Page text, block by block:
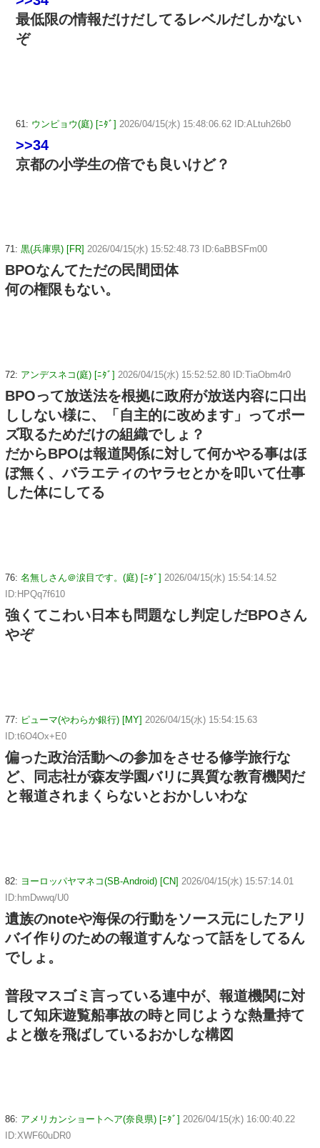
最低限の情報だけだしてるレベルだしかない
ぞ
61: ウンピョウ(庭) [ﾆﾀﾞ] 2026/04/15(水) 15:48:06.62 ID:ALtuh26b0
>>34
京都の小学生の倍でも良いけど？
71: 黒(兵庫県) [FR] 2026/04/15(水) 15:52:48.73 ID:6aBBSFm00
BPOなんてただの民間団体
何の権限もない。
72: アンデスネコ(庭) [ﾆﾀﾞ] 2026/04/15(水) 15:52:52.80 ID:TiaObm4r0
BPOって放送法を根拠に政府が放送内容に口出
ししない様に、「自主的に改めます」ってポー
ズ取るためだけの組織でしょ？
だからBPOは報道関係に対して何かやる事はほ
ぼ無く、バラエティのヤラセとかを叩いて仕事
した体にしてる
76: 名無しさん＠涙目です。(庭) [ﾆﾀﾞ] 2026/04/15(水) 15:54:14.52
ID:HPQq7f610
強くてこわい日本も問題なし判定しだBPOさん
やぞ
77: ピューマ(やわらか銀行) [MY] 2026/04/15(水) 15:54:15.63
ID:t6O4Ox+E0
偏った政治活動への参加をさせる修学旅行な
ど、同志社が森友学園バリに異質な教育機関だ
と報道されまくらないとおかしいわな
82: ヨーロッパヤマネコ(SB-Android) [CN] 2026/04/15(水) 15:57:14.01
ID:hmDwwq/U0
遺族のnoteや海保の行動をソース元にしたアリ
バイ作りのための報道すんなって話をしてるん
でしょ。
普段マスゴミ言っている連中が、報道機関に対
して知床遊覧船事故の時と同じような熱量持て
よと檄を飛ばしているおかしな構図
86: アメリカンショートヘア(奈良県) [ﾆﾀﾞ] 2026/04/15(水) 16:00:40.22
ID:XWF60uDR0